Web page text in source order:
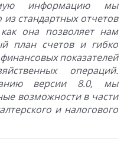
информацию мы
стандартных отчетов
как она позволяет нам
план счетов и гибко
показателей
операций.
версии 8.0, мы
возможности в части
и налогового